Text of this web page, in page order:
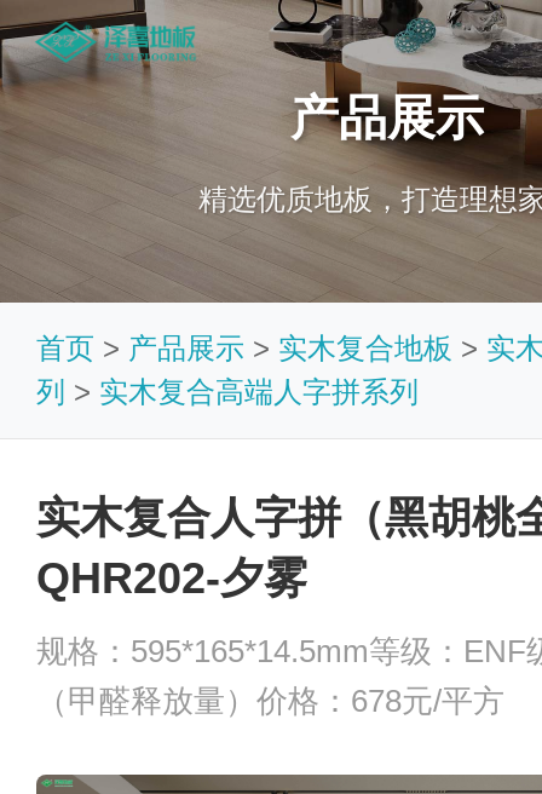
产品展示
精选优质地板，打造理想
首页 > 产品展示 > 实木复合地板 > 实
列 > 实木复合高端人字拼系列
实木复合人字拼（黑胡桃
QHR202-夕雾
规格：595*165*14.5mm等级：ENF
（甲醛释放量）价格：678元/平方